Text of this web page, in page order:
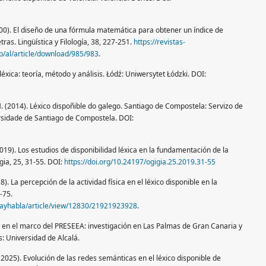
El diseño de una fórmula matemática para obtener un índice de
Lingüística y Filología, 38, 227-251. https://revistas-
al/article/download/985/983.
teoría, método y análisis. Łódź: Uniwersytet Łódzki. DOI:
Léxico dispoñible do galego. Santiago de Compostela: Servizo de
de Santiago de Compostela. DOI:
Los estudios de disponibilidad léxica en la fundamentación de la
25, 31-55. DOI: https://doi.org/10.24197/ogigia.25.2019.31-55
La percepción de la actividad física en el léxico disponible en la
75.
article/view/12830/21921923928.
el marco del PRESEEA: investigación en Las Palmas de Gran Canaria y
Universidad de Alcalá.
Evolución de las redes semánticas en el léxico disponible de